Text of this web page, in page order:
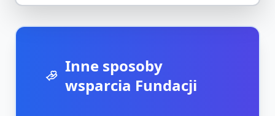
Inne sposoby
wsparcia Fundacji